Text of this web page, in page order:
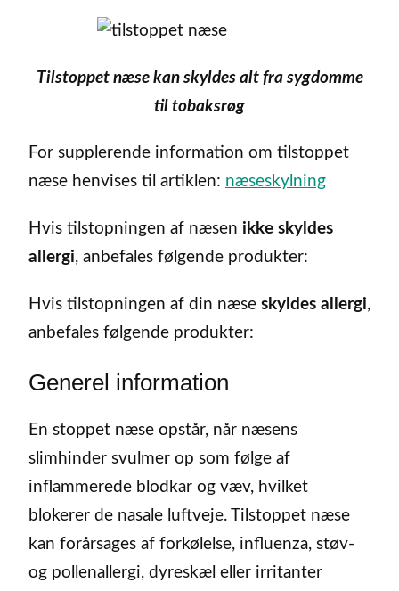
Tilstoppet næse kan skyldes alt fra sygdomme
til tobaksrøg
For supplerende information om tilstoppet
næse henvises til artiklen: næseskylning
Hvis tilstopningen af næsen ikke skyldes
allergi, anbefales følgende produkter:
Hvis tilstopningen af din næse skyldes allergi,
anbefales følgende produkter:
Generel information
En stoppet næse opstår, når næsens
slimhinder svulmer op som følge af
inflammerede blodkar og væv, hvilket
blokerer de nasale luftveje. Tilstoppet næse
kan forårsages af forkølelse, influenza, støv-
og pollenallergi, dyreskæl eller irritanter